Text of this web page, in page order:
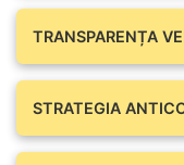
TRANSPARENȚA
STRATEGIA